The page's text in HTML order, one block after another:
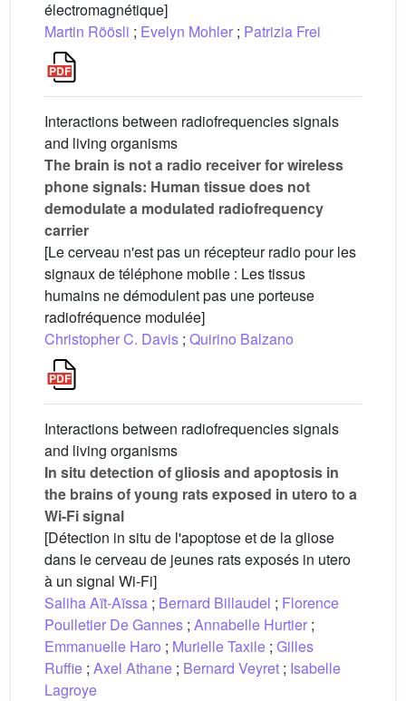
électromagnétique]
Martin Röösli ; Evelyn Mohler ; Patrizia Frei
Interactions between radiofrequencies signals
and living organisms
The brain is not a radio receiver for wireless
phone signals: Human tissue does not
demodulate a modulated radiofrequency
carrier
[Le cerveau n'est pas un récepteur radio pour les
signaux de téléphone mobile : Les tissus
humains ne démodulent pas une porteuse
radiofréquence modulée]
Christopher C. Davis ; Quirino Balzano
Interactions between radiofrequencies signals
and living organisms
In situ detection of gliosis and apoptosis in
the brains of young rats exposed in utero to a
Wi-Fi signal
[Détection in situ de l'apoptose et de la gliose
dans le cerveau de jeunes rats exposés in utero
à un signal Wi-Fi]
Saliha Aït-Aïssa ; Bernard Billaudel ; Florence
Poulletier De Gannes ; Annabelle Hurtier ;
Emmanuelle Haro ; Murielle Taxile ; Gilles
Ruffie ; Axel Athane ; Bernard Veyret ; Isabelle
Lagroye